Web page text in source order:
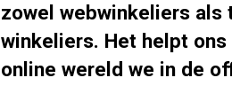
zowel webwinkeliers als
winkeliers. Het helpt
online wereld we in de